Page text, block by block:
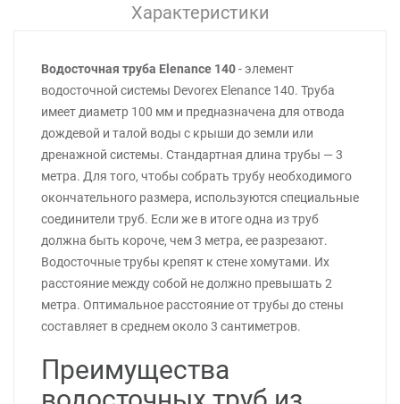
Характеристики
Водосточная труба Elenance 140- элемент
водосточной системы Devorex Elenance 140. Труба
имеет диаметр 100 мм и предназначена для отвода
дождевой и талой воды с крыши до земли или
дренажной системы. Стандартная длина трубы — 3
метра. Для того, чтобы собрать трубу необходимого
окончательного размера, используются специальные
соединители труб. Если же в итоге одна из труб
должна быть короче, чем 3 метра, ее разрезают.
Водосточные трубы крепят к стене хомутами. Их
расстояние между собой не должно превышать 2
метра. Оптимальное расстояние от трубы до стены
составляет в среднем около 3 сантиметров.
Преимущества